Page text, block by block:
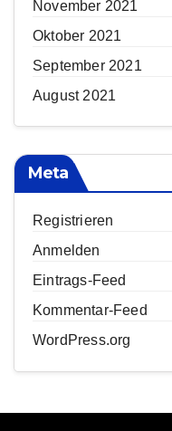
November 2021
Oktober 2021
September 2021
August 2021
Meta
Registrieren
Anmelden
Eintrags-Feed
Kommentar-Feed
WordPress.org